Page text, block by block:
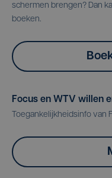
schermen brengen? Dan
boeken.
Focus en WTV willen
Toegankelijkheidsinfo van